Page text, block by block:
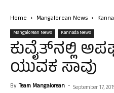
Home Mangalorean News
Mangalorean News Kannada News
ಕುವೈತ್‌ನಲ್ಲಿ
ಯುವಕ ಸಾವು
By Team Mangalorean - September 17,